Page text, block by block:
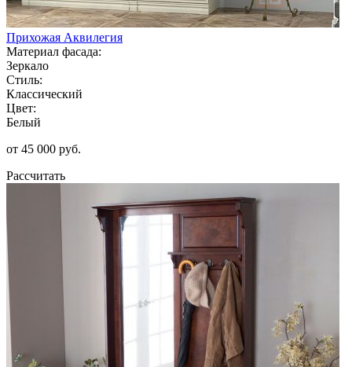
Прихожая Аквилегия
Материал фасада:
Зеркало
Стиль:
Классический
Цвет:
Белый
от 45 000 руб.
Рассчитать